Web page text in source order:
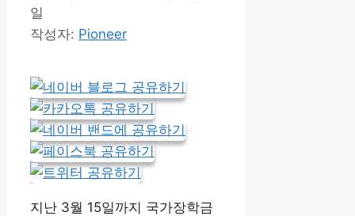
일
작성자: Pioneer
지난 3월 15일까지 국가장학금